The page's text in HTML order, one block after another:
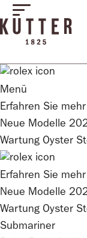
Menü
Erfahren Sie
Neue Modelle
Wartung Oyster
Erfahren Sie
Neue Modelle
Wartung Oyster
Submariner